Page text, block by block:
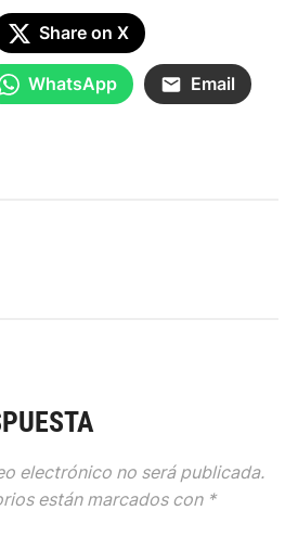
Share on X
WhatsApp Email
electrónico no será publicada.
están marcados con *